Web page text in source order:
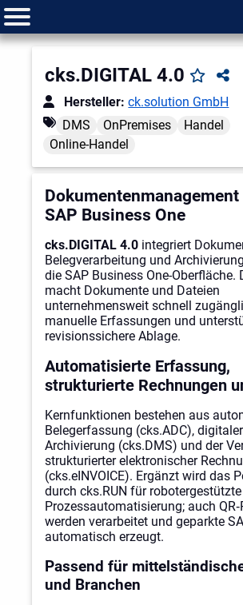
cks.DIGITAL 4.0
Hersteller: ck.solution GmbH
DMS
OnPremises
Handel
Online-Handel
SAP Business One
cks.DIGITAL 4.0 integriert
Belegverarbeitung und
die SAP Business One-Oberfläche.
macht Dokumente und Dateien
unternehmensweit schnell
manuelle Erfassungen und
revisionssichere Ablage.
Automatisierte Erfassung,
strukturierte Rechnungen
Kernfunktionen bestehen aus
Belegerfassung (cks.ADC), digitaler
Archivierung (cks.DMS) und der
strukturierter elektronischer
(cks.eINVOICE). Ergänzt wird das
durch cks.RUN für robotergestützte
Prozessautomatisierung; auch
werden verarbeitet und geparkte
automatisch erzeugt.
Passend für
und Branchen